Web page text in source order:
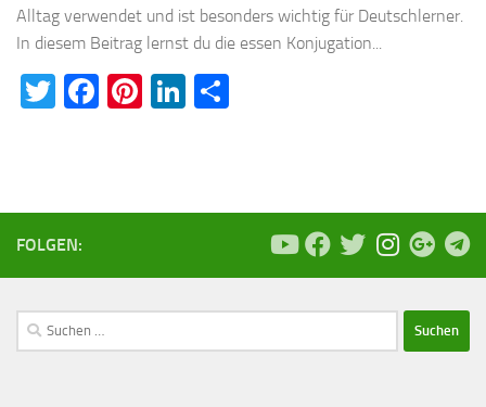
Alltag verwendet und ist besonders wichtig für Deutschlerner.
In diesem Beitrag lernst du die essen Konjugation...
Twitter
Facebook
Pinterest
LinkedIn
FOLGEN:
Suchen
nach: